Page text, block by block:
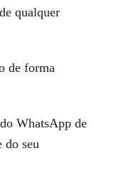
qualquer
de forma
WhatsApp de
do seu